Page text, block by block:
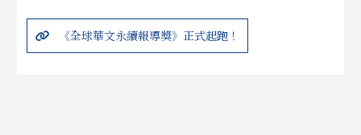
《全球華文永續報導獎》正式起跑！